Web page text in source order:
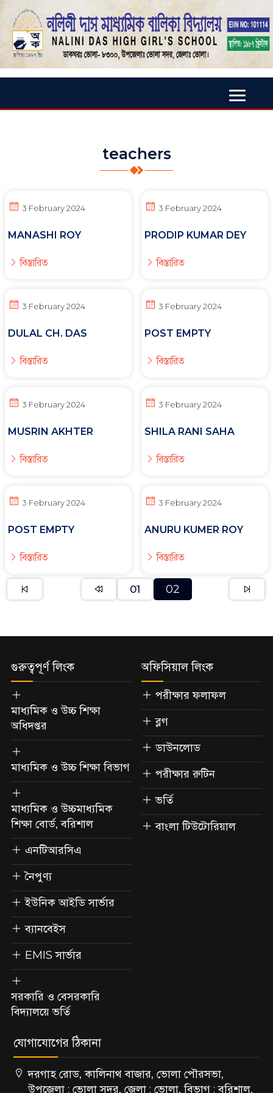
teachers
3 February 2024
MANASHI ROY
বিস্তারিত
3 February 2024
PRODIP KUMAR DEY
বিস্তারিত
3 February 2024
DULAL CH. DAS
বিস্তারিত
3 February 2024
POST EMPTY
বিস্তারিত
3 February 2024
MUSRIN AKHTER
বিস্তারিত
3 February 2024
SHILA RANI SAHA
বিস্তারিত
3 February 2024
POST EMPTY
বিস্তারিত
3 February 2024
ANURU KUMER ROY
বিস্তারিত
01 02
গুরুত্বপূর্ণ লিংক
মাধ্যমিক ও উচ্চ শিক্ষা
অধিদপ্তর
মাধ্যমিক ও উচ্চ শিক্ষা বিভাগ
মাধ্যমিক ও উচ্চমাধ্যমিক
শিক্ষা বোর্ড, বরিশাল
এনটিআরসিএ
নৈপুণ্য
ইউনিক আইডি সার্ভার
ব্যানবেইস
EMIS সার্ভার
সরকারি ও বেসরকারি
বিদ্যালয়ে ভর্তি
অফিসিয়াল লিংক
পরীক্ষার ফলাফল
ব্লগ
ডাউনলোড
পরীক্ষার রুটিন
ভর্তি
বাংলা টিউটোরিয়াল
যোগাযোগের ঠিকানা
দরগাহ রোড, কালিনাথ বাজার, ভোলা পৌরসভা,
উপজেলা : ভোলা সদর, জেলা : ভোলা, বিভাগ : বরিশাল,